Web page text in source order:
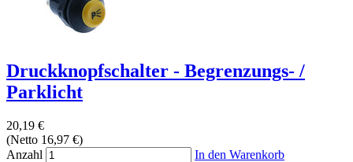
Druckknopfschalter - Begrenzungs- /
Parklicht
20,19 €
(Netto 16,97 €)
Anzahl
In den Warenkorb